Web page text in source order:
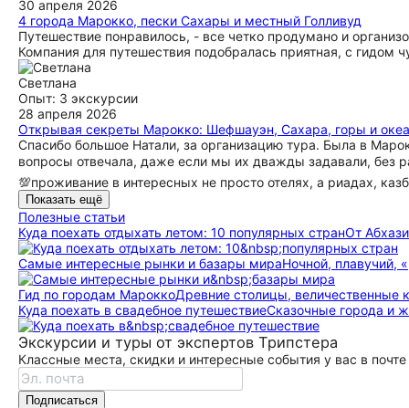
30 апреля 2026
4 города Марокко, пески Сахары и местный Голливуд
Путешествие понравилось, - все четко продумано и
Компания для путешествия подобралась приятная, с
Светлана
Опыт: 3 экскурсии
28 апреля 2026
Открывая секреты Марокко: Шефшауэн, Сахара, горы и
Спасибо большое Натали, за организацию тура. Была в
вопросы отвечала, даже если мы их дважды задавали, без
💯проживание в интересных не просто отелях, а риадах,
Показать ещё
Полезные статьи
Куда поехать отдыхать летом: 10 популярных странОт
Самые интересные рынки и базары мираНочной, плавучий,
Гид по городам МароккоДревние столицы, величественные
Куда поехать в свадебное путешествиеСказочные города и
Экскурсии и туры от экспертов Трипстера
Классные места, скидки и интересные события у вас в почте
Подписаться